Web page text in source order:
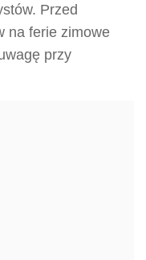
Przed
na ferie zimowe
przy